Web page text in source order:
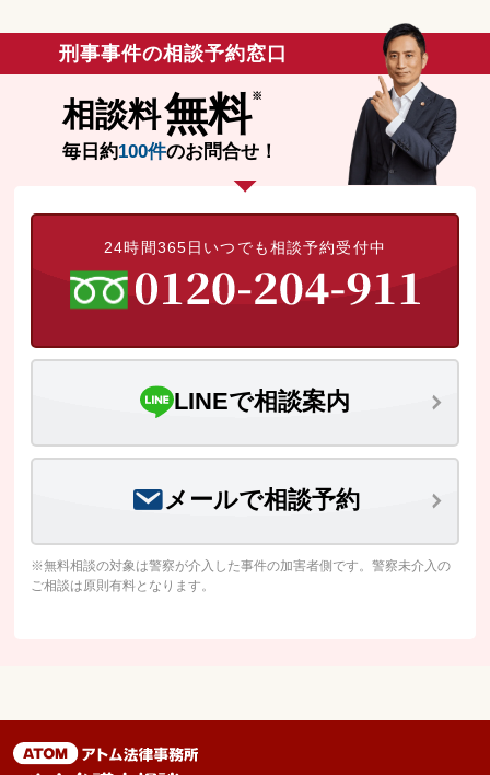
刑事事件の相談予約窓口
相談料無料
毎日約100件のお問合せ！
24時間365日いつでも相談予約受付中
LINEで相談案内
メールで相談予約
※無料相談の対象は警察が介入した事件の加害者側です。警察未介入の
ご相談は原則有料となります。